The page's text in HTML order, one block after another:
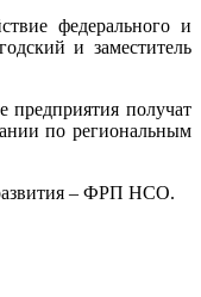
федерального и
и заместитель
получат
по региональным
развития – ФРП НСО.